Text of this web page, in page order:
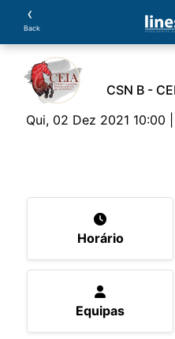
‹
Back
CSN B -
Qui, 02 Dez 2021 10:00
Horário
Equipas